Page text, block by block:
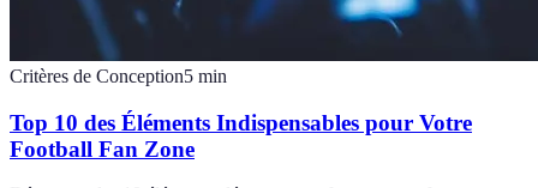
Critères de Conception5 min
Top 10 des Éléments Indispensables pour Votre
Football Fan Zone